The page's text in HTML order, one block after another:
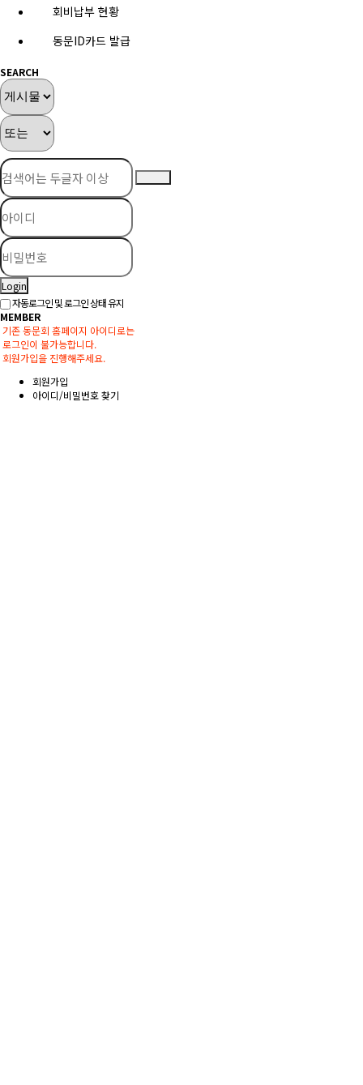
회비납부 현황
동문ID카드 발급
SEARCH
Login
자동로그인 및 로그인 상태 유지
MEMBER
기존 동문회 홈페이지 아이디로는
로그인이 불가능합니다.
회원가입을 진행해주세요.
회원가입
아이디/비밀번호 찾기